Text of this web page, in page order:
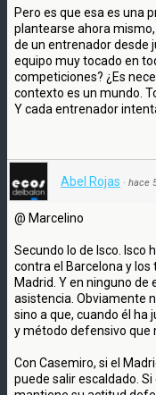
Pero es que esa es una
plantearse ahora
de un entrenador desde
equipo muy tocado en
competiciones? ¿Es
contexto es un mundo.
Y cada entrenador
Abel Rojas · hace
@ Marcelino
Secundo lo de Isco. Isco
contra el Barcelona y los
Madrid. Y en ninguno de
asistencia. Obviamente
sino a que, cuando él ha
y método defensivo que
Con Casemiro, si el
puede salir escaldado.